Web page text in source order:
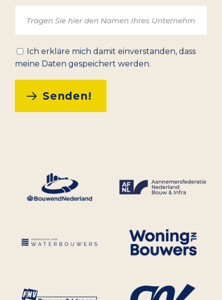
Ich erkläre mich damit einverstanden, dass
meine Daten gespeichert werden.